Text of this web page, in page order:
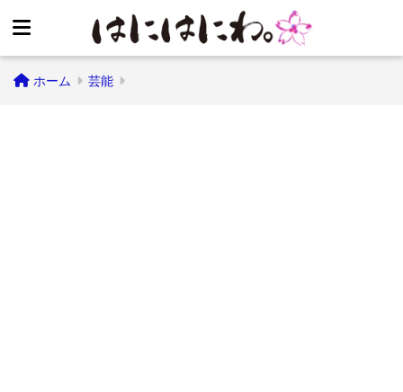
ホーム 芸能